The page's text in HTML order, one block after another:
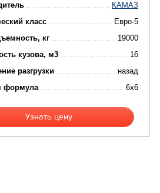
КАМАЗ
класс
Евро-5
кг
19000
кузова, м3
16
разгрузки
назад
формула
6x6
Узнать цену